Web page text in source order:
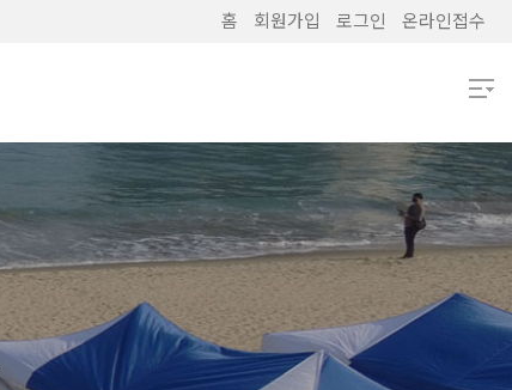
홈 회원가입 로그인 온라인접수
열기
열기